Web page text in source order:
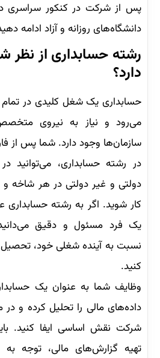
پس از شرکت در کنکور سراسری
دانشگاه‌های روزانه و آزاد ادامه
رشته حسابداری از نظر
دارد؟
حسابداری یک شغل کلیدی در
می‌رود و نیاز به نیروی
سازمان‌ها وجود دارد. شما پس از
در رشته حسابداری، می‌توانید
دولتی و غیر دولتی در هر
کار شوید. اگر به رشته حسابداری
یک فرد مسئول و دقیق
نسبت به آینده شغلی خود، تحصیل
کنید.
وظایف شما به عنوان یک
داده‌های مالی را تحلیل کرده و
شرکت نقش اساسی ایفا کنید.
تهیه گزارش‌های مالی، توجه